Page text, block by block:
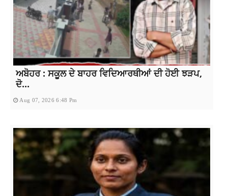
ਅਬੋਹਰ : ਸਕੂਲ ਦੇ ਬਾਹਰ ਵਿਦਿਆਰਥੀਆਂ ਦੀ ਹੋਈ ਝੜਪ,
ਦੋ...
Aug 07, 2026 6:48 Pm